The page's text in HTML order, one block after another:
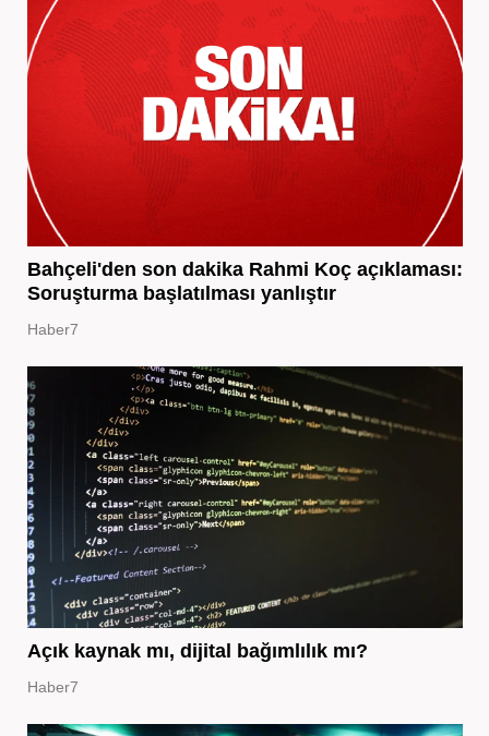
Bahçeli'den son dakika Rahmi Koç açıklaması:
Soruşturma başlatılması yanlıştır
Haber7
Açık kaynak mı, dijital bağımlılık mı?
Haber7